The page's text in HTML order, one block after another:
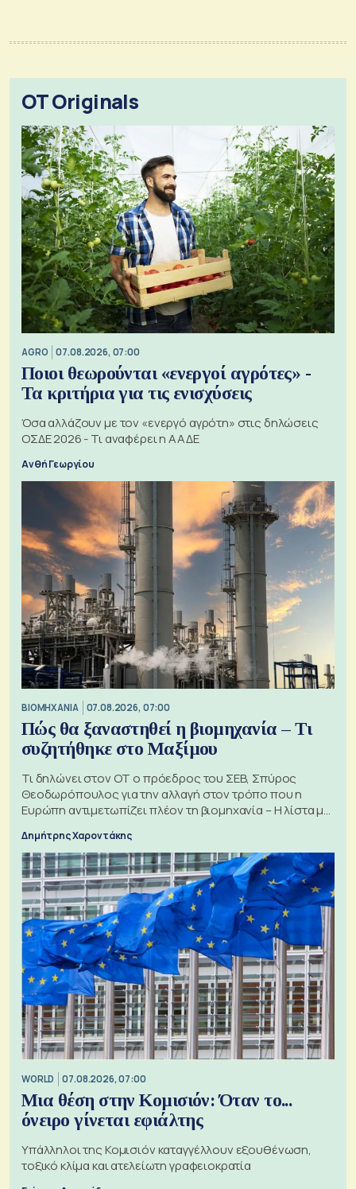
OT Originals
AGRO 07.08.2026, 07:00
Ποιοι θεωρούνται «ενεργοί αγρότες» -
Τα κριτήρια για τις ενισχύσεις
Όσα αλλάζουν με τον «ενεργό αγρότη» στις δηλώσεις
ΟΣΔΕ 2026 - Τι αναφέρει η ΑΑΔΕ
Ανθή Γεωργίου
ΒΙΟΜΗΧΑΝΙΑ 07.08.2026, 07:00
Πώς θα ξαναστηθεί η βιομηχανία – Τι
συζητήθηκε στο Μαξίμου
Τι δηλώνει στον ΟΤ ο πρόεδρος του ΣΕΒ, Σπύρος
Θεοδωρόπουλος για την αλλαγή στον τρόπο που η
Ευρώπη αντιμετωπίζει πλέον τη βιομηχανία – Η λίστα με
Δημήτρης Χαροντάκης
WORLD 07.08.2026, 07:00
Μια θέση στην Κομισιόν: Όταν το...
όνειρο γίνεται εφιάλτης
Υπάλληλοι της Κομισιόν καταγγέλλουν εξουθένωση,
τοξικό κλίμα και ατελείωτη γραφειοκρατία